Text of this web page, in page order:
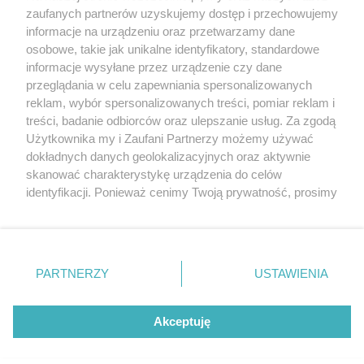
Więcej
20. urodzin portalu
wSzczecinie.pl
Regulamin konkursów
śniadaniówka "Hej
Szczecin! Jest piątek!"
Partnerzy
Praca Szczecin
© 2026 wSzczecinie.pl
Created by GOD
zaufanych partnerów uzyskujemy dostęp i przechowujemy
informacje na urządzeniu oraz przetwarzamy dane
osobowe, takie jak unikalne identyfikatory, standardowe
informacje wysyłane przez urządzenie czy dane
przeglądania w celu zapewniania spersonalizowanych
reklam, wybór spersonalizowanych treści, pomiar reklam i
treści, badanie odbiorców oraz ulepszanie usług. Za zgodą
Użytkownika my i Zaufani Partnerzy możemy używać
dokładnych danych geolokalizacyjnych oraz aktywnie
skanować charakterystykę urządzenia do celów
identyfikacji. Ponieważ cenimy Twoją prywatność, prosimy
prywatności znajdujący się w lewym dolnym rogu strony
. Niektóre rodzaje przetwarzania danych nie wymagają
takiemu przetwarzaniu. Preferencje będą miały
zastosowania tylko na tej witrynie.
PARTNERZY USTAWIENIA
Akceptuję